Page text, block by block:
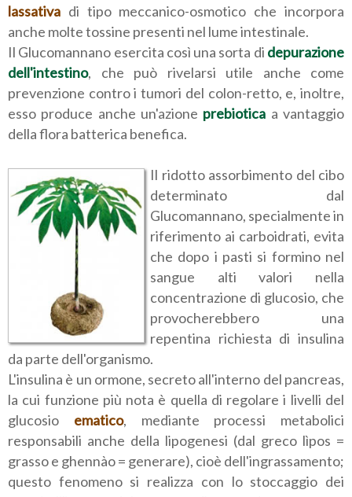
lassativa di tipo meccanico-osmotico che incorpora
anche molte tossine presenti nel lume intestinale.
Il Glucomannano esercita così una sorta di depurazione
dell'intestino, che può rivelarsi utile anche come
prevenzione contro i tumori del colon-retto, e, inoltre,
esso produce anche un'azione prebiotica a vantaggio
della flora batterica benefica.
Il ridotto assorbimento del cibo
determinato dal
Glucomannano, specialmente in
riferimento ai carboidrati, evita
che dopo i pasti si formino nel
sangue alti valori nella
concentrazione di glucosio, che
provocherebbero una
repentina richiesta di insulina
da parte dell'organismo.
L'insulina è un ormone, secreto all'interno del pancreas,
la cui funzione più nota è quella di regolare i livelli del
glucosio ematico, mediante processi metabolici
responsabili anche della lipogenesi (dal greco lìpos =
grasso e ghennào = generare), cioè dell'ingrassamento;
questo fenomeno si realizza con lo stoccaggio dei